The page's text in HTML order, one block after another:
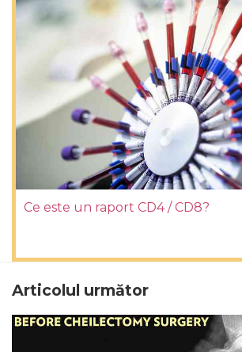
Ce este un raport CD4 / CD8?
Articolul următor